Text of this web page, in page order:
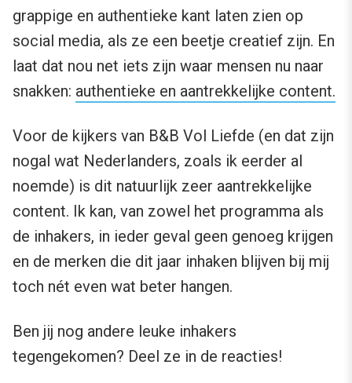
grappige en authentieke kant laten zien op
social media, als ze een beetje creatief zijn. En
laat dat nou net iets zijn waar mensen nu naar
snakken: authentieke en aantrekkelijke content.
Voor de kijkers van B&B Vol Liefde (en dat zijn
nogal wat Nederlanders, zoals ik eerder al
noemde) is dit natuurlijk zeer aantrekkelijke
content. Ik kan, van zowel het programma als
de inhakers, in ieder geval geen genoeg krijgen
en de merken die dit jaar inhaken blijven bij mij
toch nét even wat beter hangen.
Ben jij nog andere leuke inhakers
tegengekomen? Deel ze in de reacties!